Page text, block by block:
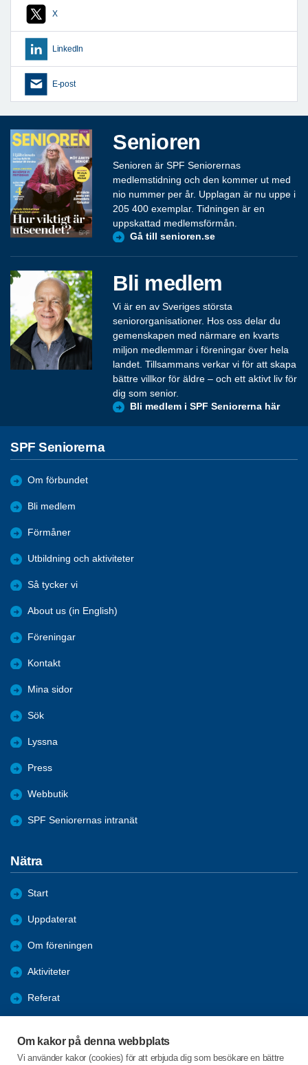
Om kakor på denna webbplats
Vi använder kakor (cookies) för att erbjuda dig som besökare en bättre
X
LinkedIn
E-post
Senioren
Senioren är SPF Seniorernas
medlemstidning och den kommer ut med
nio nummer per år. Upplagan är nu uppe i
205 400 exemplar. Tidningen är en
uppskattad medlemsförmån.
Gå till senioren.se
Bli medlem
Vi är en av Sveriges största
seniororganisationer. Hos oss delar du
gemenskapen med närmare en kvarts
miljon medlemmar i föreningar över hela
landet. Tillsammans verkar vi för att skapa
bättre villkor för äldre – och ett aktivt liv för
dig som senior.
Bli medlem i SPF Seniorerna här
SPF Seniorerna
Om förbundet
Bli medlem
Förmåner
Utbildning och aktiviteter
Så tycker vi
About us (in English)
Föreningar
Kontakt
Mina sidor
Sök
Lyssna
Press
Webbutik
SPF Seniorernas intranät
Nätra
Start
Uppdaterat
Om föreningen
Aktiviteter
Referat
Bli medlem